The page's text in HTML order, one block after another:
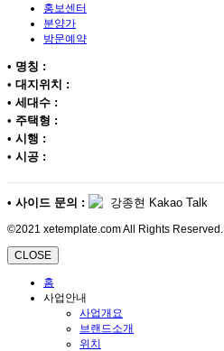
홍보센터
분양가
방문예약
• 명칭 :
• 대지위치 :
• 세대수 :
• 주택형 :
• 시행 :
• 시공 :
• 사이드 문의 : 강종현 Kakao Talk
©2021 xetemplate.com All Rights Reserved.
CLOSE
홈
사업안내
사업개요
브랜드소개
위치